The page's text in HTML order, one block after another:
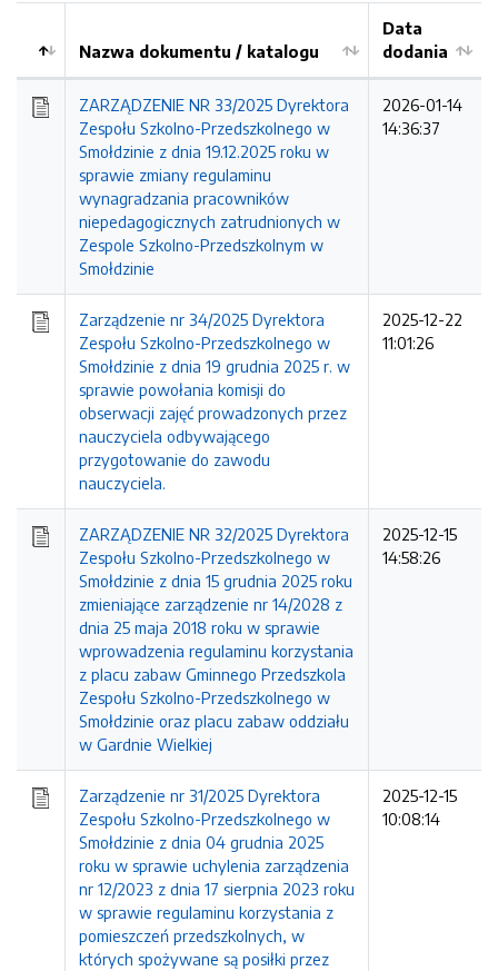
Kolejność
Nazwa dokumentu / katalogu
Data
dodania
ZARZĄDZENIE NR 33/2025 Dyrektora
Zespołu Szkolno-Przedszkolnego w
Smołdzinie z dnia 19.12.2025 roku w
sprawie zmiany regulaminu
wynagradzania pracowników
niepedagogicznych zatrudnionych w
Zespole Szkolno-Przedszkolnym w
Smołdzinie
2026-01-14
14:36:37
Zarządzenie nr 34/2025 Dyrektora
Zespołu Szkolno-Przedszkolnego w
Smołdzinie z dnia 19 grudnia 2025 r. w
sprawie powołania komisji do
obserwacji zajęć prowadzonych przez
nauczyciela odbywającego
przygotowanie do zawodu
nauczyciela.
2025-12-22
11:01:26
ZARZĄDZENIE NR 32/2025 Dyrektora
Zespołu Szkolno-Przedszkolnego w
Smołdzinie z dnia 15 grudnia 2025 roku
zmieniające zarządzenie nr 14/2028 z
dnia 25 maja 2018 roku w sprawie
wprowadzenia regulaminu korzystania
z placu zabaw Gminnego Przedszkola
Zespołu Szkolno-Przedszkolnego w
Smołdzinie oraz placu zabaw oddziału
w Gardnie Wielkiej
2025-12-15
14:58:26
Zarządzenie nr 31/2025 Dyrektora
Zespołu Szkolno-Przedszkolnego w
Smołdzinie z dnia 04 grudnia 2025
roku w sprawie uchylenia zarządzenia
nr 12/2023 z dnia 17 sierpnia 2023 roku
w sprawie regulaminu korzystania z
pomieszczeń przedszkolnych, w
których spożywane są posiłki przez
2025-12-15
10:08:14